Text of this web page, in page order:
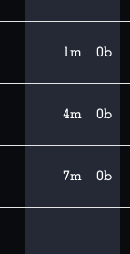
1m 0b
4m 0b
7m 0b